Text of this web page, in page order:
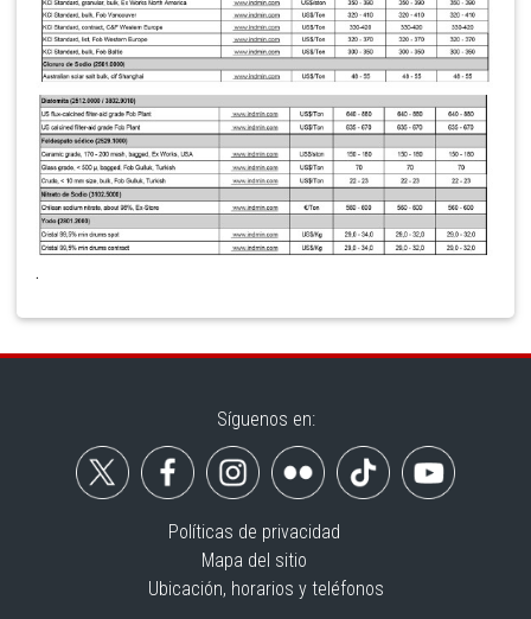
.
Síguenos en:
Políticas de privacidad
Mapa del sitio
Ubicación, horarios y teléfonos